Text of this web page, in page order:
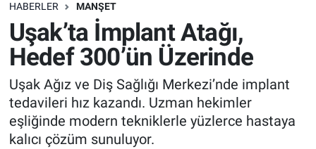
HABERLER MANŞET
Uşak’ta İmplant Atağı,
Hedef 300’ün Üzerinde
Uşak Ağız ve Diş Sağlığı Merkezi’nde implant
tedavileri hız kazandı. Uzman hekimler
eşliğinde modern tekniklerle yüzlerce hastaya
kalıcı çözüm sunuluyor.
Köşe Yazarları
Kültür Sanat
Manşet
Resmi İlanlar